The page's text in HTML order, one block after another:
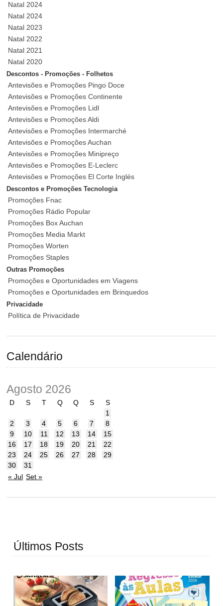
Natal 2024
Natal 2024
Natal 2023
Natal 2022
Natal 2021
Natal 2020
Descontos - Promoções - Folhetos
Antevisões e Promoções Pingo Doce
Antevisões e Promoções Continente
Antevisões e Promoções Lidl
Antevisões e Promoções Aldi
Antevisões e Promoções Intermarché
Antevisões e Promoções Auchan
Antevisões e Promoções Minipreço
Antevisões e Promoções E-Leclerc
Antevisões e Promoções El Corte Inglés
Descontos e Promoções Tecnologia
Promoções Fnac
Promoções Rádio Popular
Promoções Box Auchan
Promoções Media Markt
Promoções Worten
Promoções Staples
Outras Promoções
Promoções e Oportunidades em Viagens
Promoções e Oportunidades em Brinquedos
Privacidade
Política de Privacidade
Calendário
Agosto 2026
D S T Q Q S
S
1
2
3 4 5 6 7
8
9
10 11 12 13 14
15
16
17 18 19 20 21
22
23
24 25 26 27 28
29
30
31
« Jul Set »
Últimos Posts